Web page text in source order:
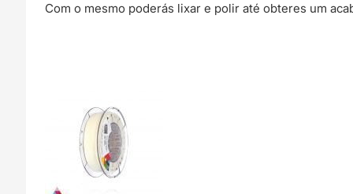
Com o mesmo poderás lixar e polir até obteres um